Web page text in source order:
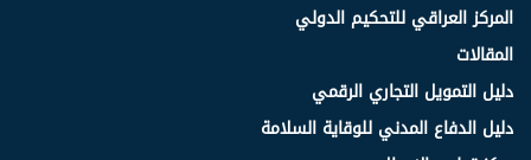
المركز العراقي للتحكيم الدولي
المقالات
دليل التمويل التجاري الرقمي
دليل الدفاع المدني للوقاية السلامة